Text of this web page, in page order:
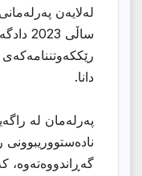
لەلایەن
ساڵی
دانا.
پەرلەمان لە
گەڕاندووەتەوە،